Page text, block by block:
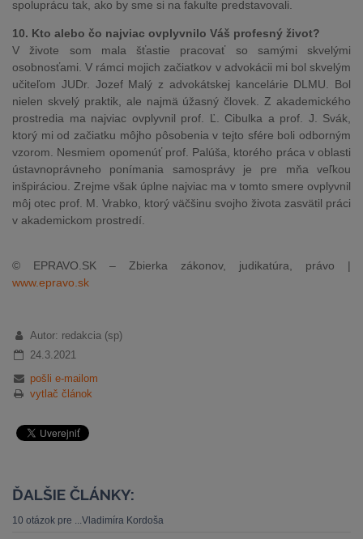
spoluprácu tak, ako by sme si na fakulte predstavovali.
10. Kto alebo čo najviac ovplyvnilo Váš profesný život?
V živote som mala šťastie pracovať so samými skvelými
osobnosťami. V rámci mojich začiatkov v advokácii mi bol skvelým
učiteľom JUDr. Jozef Malý z advokátskej kancelárie DLMU. Bol
nielen skvelý praktik, ale najmä úžasný človek. Z akademického
prostredia ma najviac ovplyvnil prof. Ľ. Cibulka a prof. J. Svák,
ktorý mi od začiatku môjho pôsobenia v tejto sfére boli odborným
vzorom. Nesmiem opomenúť prof. Palúša, ktorého práca v oblasti
ústavnoprávneho ponímania samosprávy je pre mňa veľkou
inšpiráciou. Zrejme však úplne najviac ma v tomto smere ovplyvnil
môj otec prof. M. Vrabko, ktorý väčšinu svojho života zasvätil práci
v akademickom prostredí.
© EPRAVO.SK – Zbierka zákonov, judikatúra, právo |
www.epravo.sk
Autor: redakcia (sp)
24.3.2021
pošli e-mailom
vytlač článok
ĎALŠIE ČLÁNKY:
10 otázok pre ...Vladimíra Kordoša